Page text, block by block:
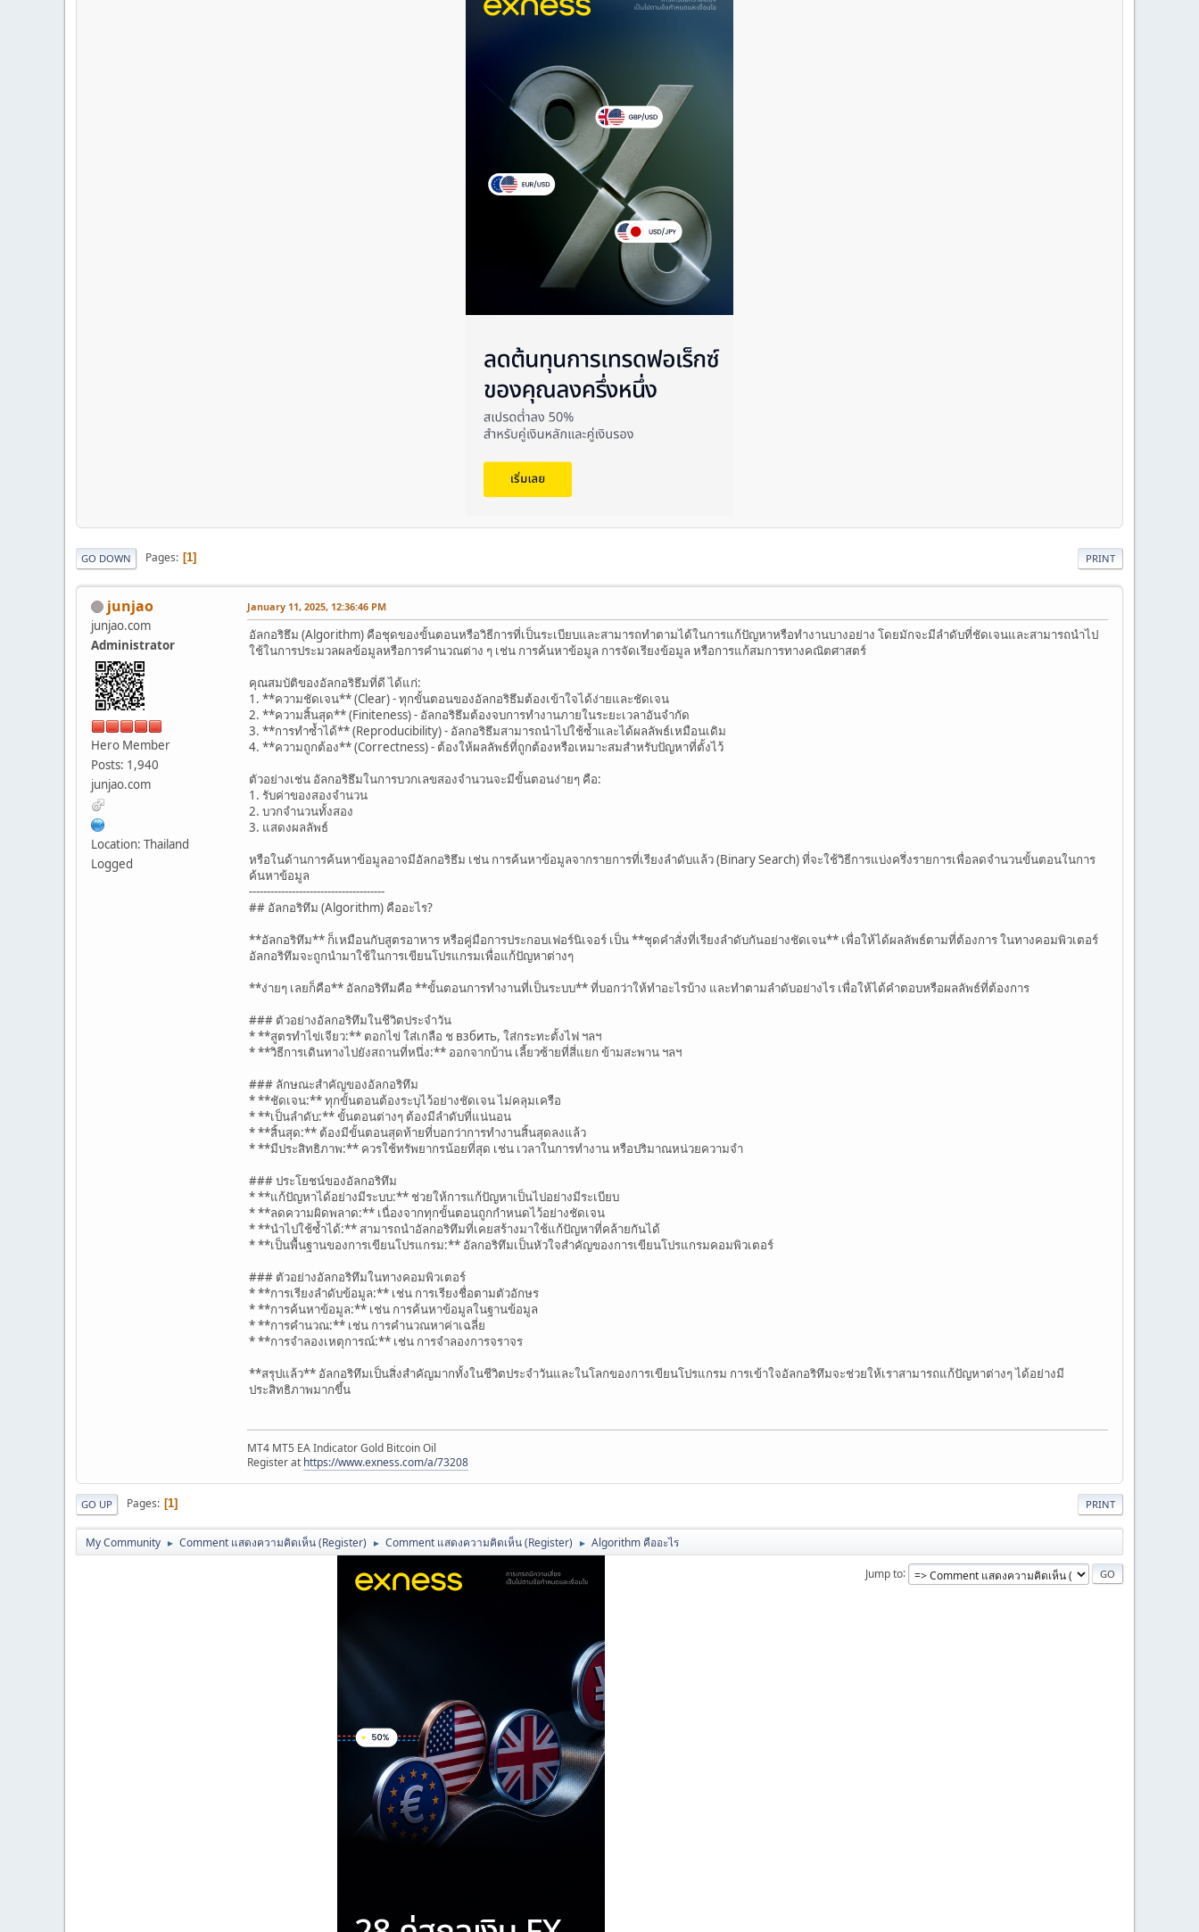
PRINT
GO DOWN Pages 1
junjao
junjao.com
Administrator
Hero Member
Posts: 1,940
junjao.com
Location: Thailand
Logged
January 11, 2025, 12:36:46 PM
อัลกอริธึม (Algorithm) คือชุดของขั้นตอนหรือวิธีการที่เป็นระเบียบและสามารถทำตามได้ในการแก้ปัญหาหรือทำงานบางอย่าง โดยมักจะมีลำดับที่ชัดเจนและสามารถนำไป
ใช้ในการประมวลผลข้อมูลหรือการคำนวณต่าง ๆ เช่น การค้นหาข้อมูล การจัดเรียงข้อมูล หรือการแก้สมการทางคณิตศาสตร์
คุณสมบัติของอัลกอริธึมที่ดี ได้แก่:
1. **ความชัดเจน** (Clear) - ทุกขั้นตอนของอัลกอริธึมต้องเข้าใจได้ง่ายและชัดเจน
2. **ความสิ้นสุด** (Finiteness) - อัลกอริธึมต้องจบการทำงานภายในระยะเวลาอันจำกัด
3. **การทำซ้ำได้** (Reproducibility) - อัลกอริธึมสามารถนำไปใช้ซ้ำและได้ผลลัพธ์เหมือนเดิม
4. **ความถูกต้อง** (Correctness) - ต้องให้ผลลัพธ์ที่ถูกต้องหรือเหมาะสมสำหรับปัญหาที่ตั้งไว้
ตัวอย่างเช่น อัลกอริธึมในการบวกเลขสองจำนวนจะมีขั้นตอนง่ายๆ คือ:
1. รับค่าของสองจำนวน
2. บวกจำนวนทั้งสอง
3. แสดงผลลัพธ์
หรือในด้านการค้นหาข้อมูลอาจมีอัลกอริธึม เช่น การค้นหาข้อมูลจากรายการที่เรียงลำดับแล้ว (Binary Search) ที่จะใช้วิธีการแบ่งครึ่งรายการเพื่อลดจำนวนขั้นตอนในการ
ค้นหาข้อมูล
--------------------------------------
## อัลกอริทึม (Algorithm) คืออะไร?
**อัลกอริทึม** ก็เหมือนกับสูตรอาหาร หรือคู่มือการประกอบเฟอร์นิเจอร์ เป็น **ชุดคำสั่งที่เรียงลำดับกันอย่างชัดเจน** เพื่อให้ได้ผลลัพธ์ตามที่ต้องการ ในทางคอมพิวเตอร์
อัลกอริทึมจะถูกนำมาใช้ในการเขียนโปรแกรมเพื่อแก้ปัญหาต่างๆ
**ง่ายๆ เลยก็คือ** อัลกอริทึมคือ **ขั้นตอนการทำงานที่เป็นระบบ** ที่บอกว่าให้ทำอะไรบ้าง และทำตามลำดับอย่างไร เพื่อให้ได้คำตอบหรือผลลัพธ์ที่ต้องการ
### ตัวอย่างอัลกอริทึมในชีวิตประจำวัน
* **สูตรทำไข่เจียว:** ตอกไข่ ใส่เกลือ ช взбить, ใส่กระทะตั้งไฟ ฯลฯ
* **วิธีการเดินทางไปยังสถานที่หนึ่ง:** ออกจากบ้าน เลี้ยวซ้ายที่สี่แยก ข้ามสะพาน ฯลฯ
### ลักษณะสำคัญของอัลกอริทึม
* **ชัดเจน:** ทุกขั้นตอนต้องระบุไว้อย่างชัดเจน ไม่คลุมเครือ
* **เป็นลำดับ:** ขั้นตอนต่างๆ ต้องมีลำดับที่แน่นอน
* **สิ้นสุด:** ต้องมีขั้นตอนสุดท้ายที่บอกว่าการทำงานสิ้นสุดลงแล้ว
* **มีประสิทธิภาพ:** ควรใช้ทรัพยากรน้อยที่สุด เช่น เวลาในการทำงาน หรือปริมาณหน่วยความจำ
### ประโยชน์ของอัลกอริทึม
* **แก้ปัญหาได้อย่างมีระบบ:** ช่วยให้การแก้ปัญหาเป็นไปอย่างมีระเบียบ
* **ลดความผิดพลาด:** เนื่องจากทุกขั้นตอนถูกกำหนดไว้อย่างชัดเจน
* **นำไปใช้ซ้ำได้:** สามารถนำอัลกอริทึมที่เคยสร้างมาใช้แก้ปัญหาที่คล้ายกันได้
* **เป็นพื้นฐานของการเขียนโปรแกรม:** อัลกอริทึมเป็นหัวใจสำคัญของการเขียนโปรแกรมคอมพิวเตอร์
### ตัวอย่างอัลกอริทึมในทางคอมพิวเตอร์
* **การเรียงลำดับข้อมูล:** เช่น การเรียงชื่อตามตัวอักษร
* **การค้นหาข้อมูล:** เช่น การค้นหาข้อมูลในฐานข้อมูล
* **การคำนวณ:** เช่น การคำนวณหาค่าเฉลี่ย
* **การจำลองเหตุการณ์:** เช่น การจำลองการจราจร
**สรุปแล้ว** อัลกอริทึมเป็นสิ่งสำคัญมากทั้งในชีวิตประจำวันและในโลกของการเขียนโปรแกรม การเข้าใจอัลกอริทึมจะช่วยให้เราสามารถแก้ปัญหาต่างๆ ได้อย่างมี
ประสิทธิภาพมากขึ้น
MT4 MT5 EA Indicator Gold Bitcoin Oil
Register at https://www.exness.com/a/73208
PRINT
GO UP Pages 1
My Community ► Comment แสดงความคิดเห็น (Register) ► Comment แสดงความคิดเห็น (Register) ► Algorithm คืออะไร
Jump to